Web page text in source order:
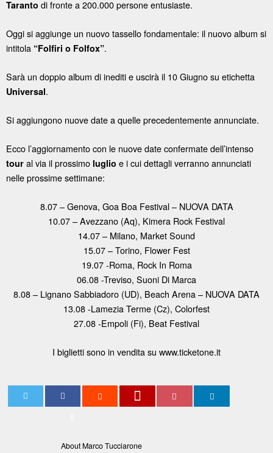
Taranto di fronte a 200.000 persone entusiaste.
Oggi si aggiunge un nuovo tassello fondamentale: il nuovo album si
intitola “Folfiri o Folfox”.
Sarà un doppio album di inediti e uscirà il 10 Giugno su etichetta
Universal.
Si aggiungono nuove date a quelle precedentemente annunciate.
Ecco l’aggiornamento con le nuove date confermate dell’intenso
tour al via il prossimo luglio e i cui dettagli verranno annunciati
nelle prossime settimane:
8.07 – Genova, Goa Boa Festival – NUOVA DATA
10.07 – Avezzano (Aq), Kimera Rock Festival
14.07 – Milano, Market Sound
15.07 – Torino, Flower Fest
19.07 -Roma, Rock In Roma
06.08 -Treviso, Suoni Di Marca
8.08 – Lignano Sabbiadoro (UD), Beach Arena – NUOVA DATA
13.08 -Lamezia Terme (Cz), Colorfest
27.08 -Empoli (Fi), Beat Festival
I biglietti sono in vendita su www.ticketone.it
About Marco Tucciarone